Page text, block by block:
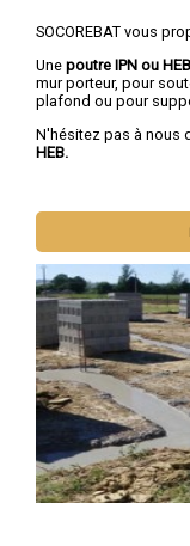
SOCOREBAT vous
Une poutre IPN ou HEB
mur porteur, pour
plafond ou pour
N'hésitez pas à nous
HEB.